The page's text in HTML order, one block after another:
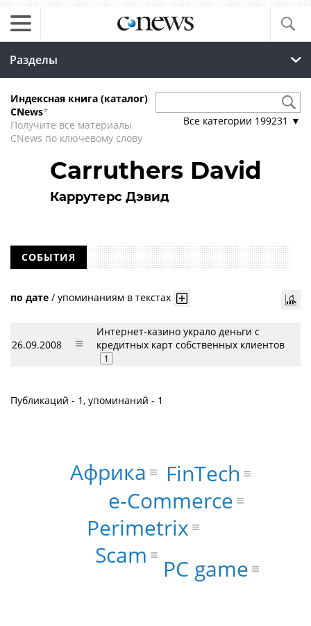
Разделы
Индексная книга (каталог)
CNews*
Получите все материалы
CNews по ключевому слову
Все категории 199231 ▼
Carruthers David
Каррутерс Дэвид
СОБЫТИЯ
по дате / упоминаниям в текстах
26.09.2008
Интернет-казино украло деньги с
кредитных карт собственных клиентов
1
Публикаций - 1, упоминаний - 1
Perimetrix
e-Commerce
Scam
PC game
FinTech
Африка